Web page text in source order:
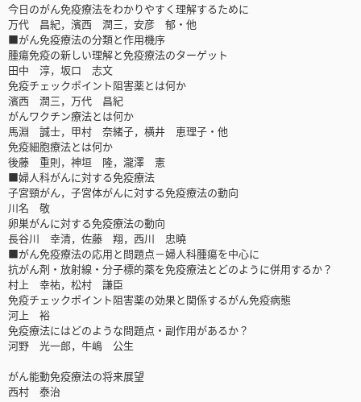
今日のがん免疫療法をわかりやすく理解するために
万代 昌紀，濱西 潤三，安彦 郁・他
■がん免疫療法の分類と作用機序
腫瘍免疫の新しい理解と免疫療法のターゲット
田中 淳，坂口 志文
免疫チェックポイント阻害薬とは何か
濱西 潤三，万代 昌紀
がんワクチン療法とは何か
馬淵 誠士，甲村 奈緒子，横井 恵理子・他
免疫細胞療法とは何か
後藤 重則，神垣 隆，瀧澤 憲
■婦人科がんに対する免疫療法
子宮頸がん，子宮体がんに対する免疫療法の動向
川名 敬
卵巣がんに対する免疫療法の動向
長谷川 幸清，佐藤 翔，西川 忠曉
■がん免疫療法の応用と問題点－婦人科腫瘍を中心に
抗がん剤・放射線・分子標的薬を免疫療法とどのように併用するか？
村上 幸祐，松村 謙臣
免疫チェックポイント阻害薬の効果と関係するがん免疫病態
河上 裕
免疫療法にはどのような問題点・副作用があるか？
河野 光一郎，牛嶋 公生
がん能動免疫療法の将来展望
西村 泰治